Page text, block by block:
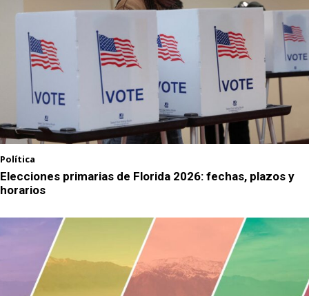
Política
Elecciones primarias de Florida 2026: fechas, plazos y
horarios